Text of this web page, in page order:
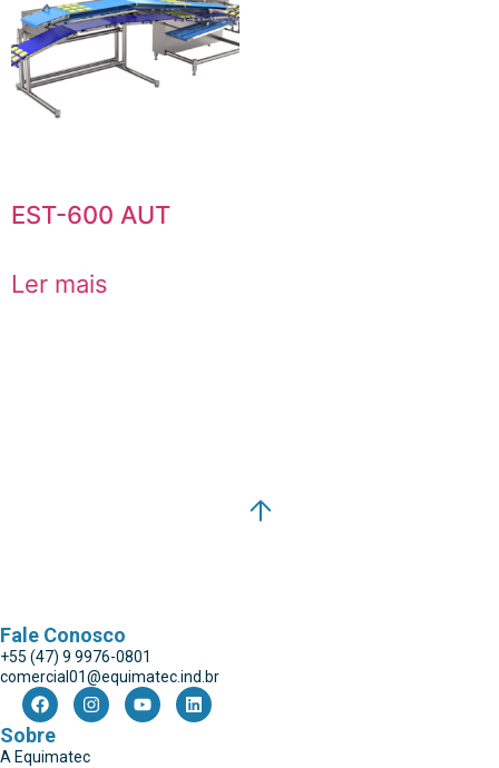
EST-600 AUT
Ler mais
Fale Conosco
+55 (47) 9 9976-0801
comercial01@equimatec.ind.br
Sobre
A Equimatec